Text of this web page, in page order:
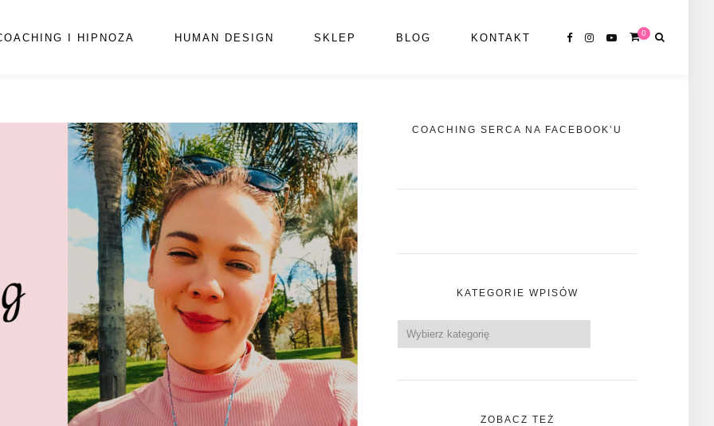
I HIPNOZA HUMAN DESIGN SKLEP BLOG KONTAKT 0
COACHING SERCA NA FACEBOOK’U
KATEGORIE WPISÓW
ZOBACZ TEŻ